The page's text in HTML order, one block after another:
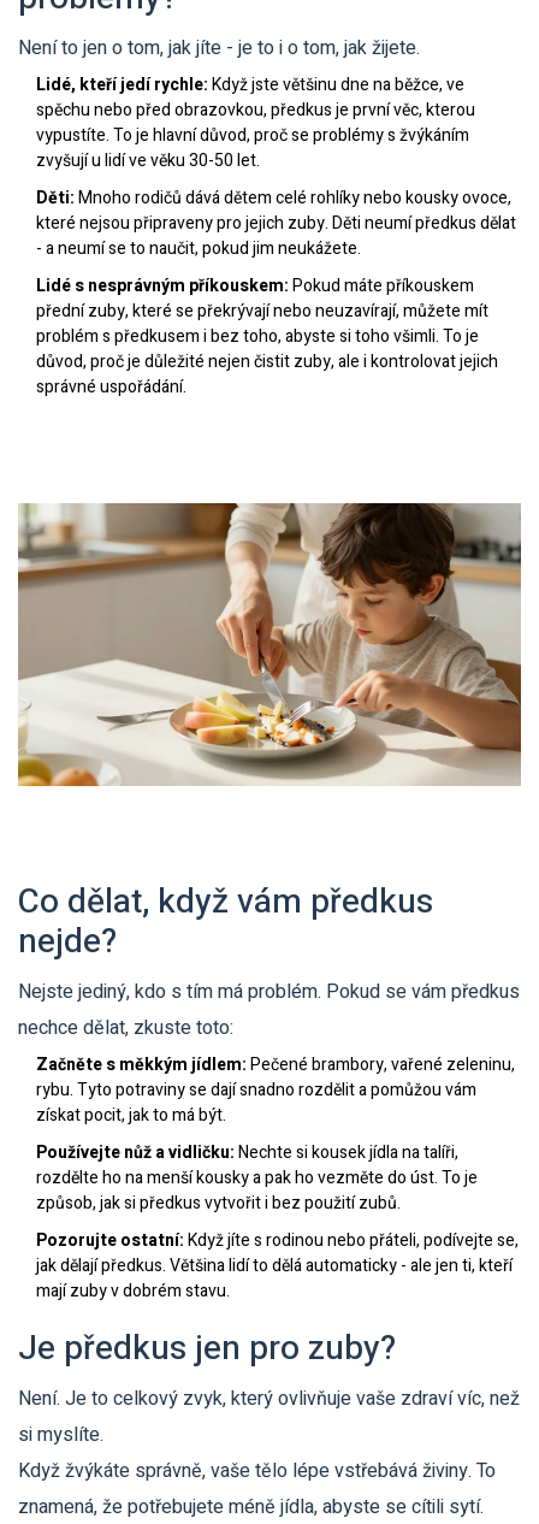
Není to jen o tom, jak jíte - je to i o tom, jak žijete.
Lidé, kteří jedí rychle:Když jste většinu dne na běžce, ve
spěchu nebo před obrazovkou, předkus je první věc, kterou
vypustíte. To je hlavní důvod, proč se problémy s žvýkáním
zvyšují u lidí ve věku 30-50 let.
Děti:Mnoho rodičů dává dětem celé rohlíky nebo kousky ovoce,
které nejsou připraveny pro jejich zuby. Děti neumí předkus dělat
- a neumí se to naučit, pokud jim neukážete.
Lidé s nesprávným příkouskem:Pokud máte příkouskem
přední zuby, které se překrývají nebo neuzavírají, můžete mít
problém s předkusem i bez toho, abyste si toho všimli. To je
důvod, proč je důležité nejen čistit zuby, ale i kontrolovat jejich
správné uspořádání.
Co dělat, když vám předkus
nejde?
Nejste jediný, kdo s tím má problém. Pokud se vám předkus
nechce dělat, zkuste toto:
Začněte s měkkým jídlem:Pečené brambory, vařené zeleninu,
rybu. Tyto potraviny se dají snadno rozdělit a pomůžou vám
získat pocit, jak to má být.
Používejte nůž a vidličku:Nechte si kousek jídla na talíři,
rozdělte ho na menší kousky a pak ho vezměte do úst. To je
způsob, jak si předkus vytvořit i bez použití zubů.
Pozorujte ostatní:Když jíte s rodinou nebo přáteli, podívejte se,
jak dělají předkus. Většina lidí to dělá automaticky - ale jen ti, kteří
mají zuby v dobrém stavu.
Je předkus jen pro zuby?
Není. Je to celkový zvyk, který ovlivňuje vaše zdraví víc, než
si myslíte.
Když žvýkáte správně, vaše tělo lépe vstřebává živiny. To
znamená, že potřebujete méně jídla, abyste se cítili sytí.